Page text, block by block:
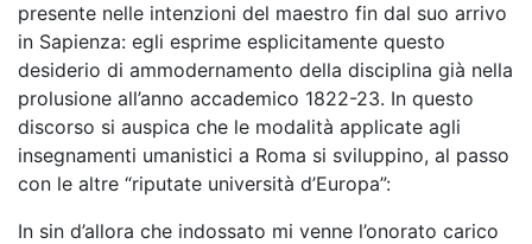
presente nelle intenzioni del maestro fin dal suo arrivo
in Sapienza: egli esprime esplicitamente questo
desiderio di ammodernamento della disciplina già nella
prolusione all’anno accademico 1822-23. In questo
discorso si auspica che le modalità applicate agli
insegnamenti umanistici a Roma si sviluppino, al passo
con le altre “riputate università d’Europa”:
In sin d’allora che indossato mi venne l’onorato carico